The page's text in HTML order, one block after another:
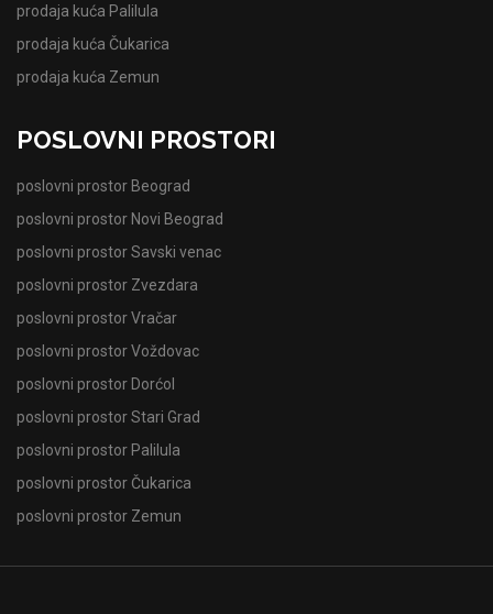
prodaja kuća Palilula
prodaja kuća Čukarica
prodaja kuća Zemun
POSLOVNI PROSTORI
poslovni prostor Beograd
poslovni prostor Novi Beograd
poslovni prostor Savski venac
poslovni prostor Zvezdara
poslovni prostor Vračar
poslovni prostor Voždovac
poslovni prostor Dorćol
poslovni prostor Stari Grad
poslovni prostor Palilula
poslovni prostor Čukarica
poslovni prostor Zemun